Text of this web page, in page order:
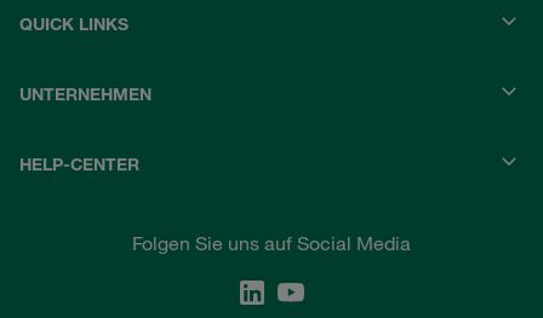
QUICK LINKS
UNTERNEHMEN
HELP-CENTER
Folgen Sie uns auf Social Media